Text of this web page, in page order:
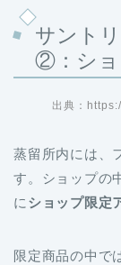
サント
②：ショ
出典：
蒸留所内には、
す。ショップの
に ショップ限定
限定商品の中で